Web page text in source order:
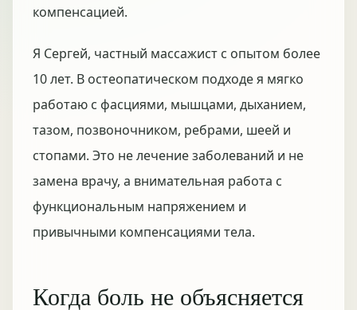
компенсацией.
Я Сергей, частный массажист с опытом более
10 лет. В остеопатическом подходе я мягко
работаю с фасциями, мышцами, дыханием,
тазом, позвоночником, ребрами, шеей и
стопами. Это не лечение заболеваний и не
замена врачу, а внимательная работа с
функциональным напряжением и
привычными компенсациями тела.
Когда боль не объясняется